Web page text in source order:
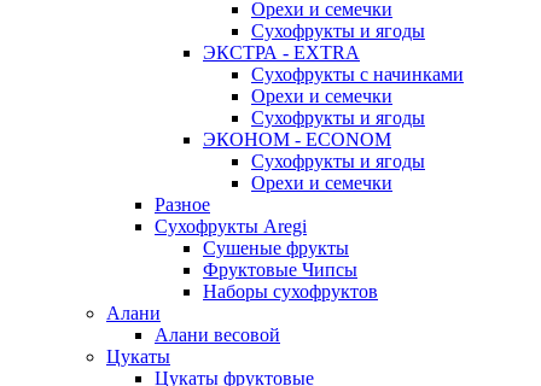
Орехи и семечки
Сухофрукты и ягоды
ЭКСТРА - EXTRA
Сухофрукты с начинками
Орехи и семечки
Сухофрукты и ягоды
ЭКОНОМ - ECONOM
Сухофрукты и ягоды
Орехи и семечки
Разное
Сухофрукты Aregi
Сушеные фрукты
Фруктовые Чипсы
Наборы сухофруктов
Алани
Алани весовой
Цукаты
Цукаты фруктовые